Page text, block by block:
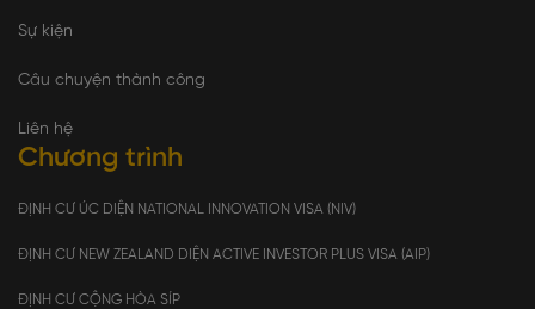
Sự kiện
Câu chuyện thành công
Liên hệ
Chương trình
ĐỊNH CƯ ÚC DIỆN NATIONAL INNOVATION VISA (NIV)
ĐỊNH CƯ NEW ZEALAND DIỆN ACTIVE INVESTOR PLUS VISA (AIP)
ĐỊNH CƯ CỘNG HÒA SÍP